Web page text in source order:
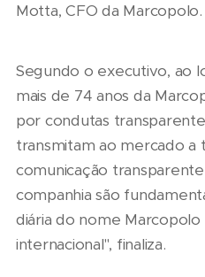
Motta, CFO da Marcopolo.
Segundo o executivo, ao
mais de 74 anos da
por condutas
transmitam ao mercado a
comunicação transparente
companhia são
diária do nome Marcopolo
internacional", finaliza.